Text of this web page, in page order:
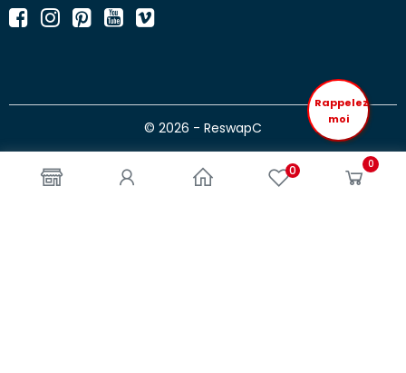
0 0
© 2026 - ReswapC
Rappelez
moi